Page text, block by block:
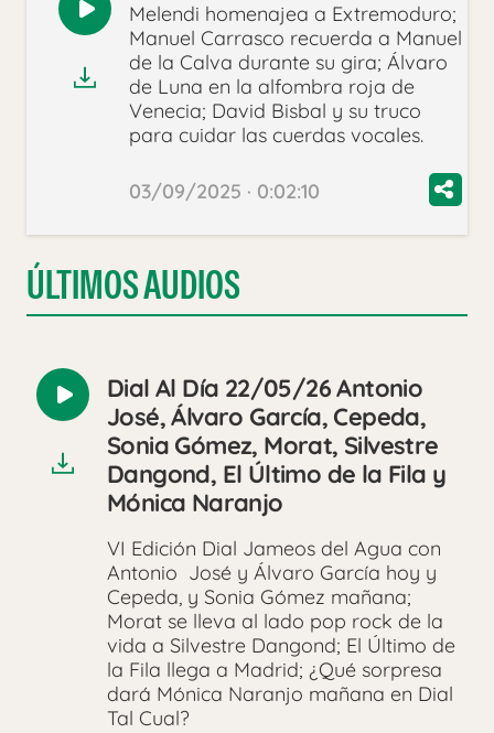
Reproducir
audio
Melendi homenajea a Extremoduro;
Manuel Carrasco recuerda a Manuel
de la Calva durante su gira; Álvaro
de Luna en la alfombra roja de
Venecia; David Bisbal y su truco
para cuidar las cuerdas vocales.
03/09/2025 · 0:02:10
ÚLTIMOS AUDIOS
Reproducir
audio
Dial Al Día 22/05/26 Antonio
José, Álvaro García, Cepeda,
Sonia Gómez, Morat, Silvestre
Dangond, El Último de la Fila y
Mónica Naranjo
VI Edición Dial Jameos del Agua con
Antonio José y Álvaro García hoy y
Cepeda, y Sonia Gómez mañana;
Morat se lleva al lado pop rock de la
vida a Silvestre Dangond; El Último de
la Fila llega a Madrid; ¿Qué sorpresa
dará Mónica Naranjo mañana en Dial
Tal Cual?